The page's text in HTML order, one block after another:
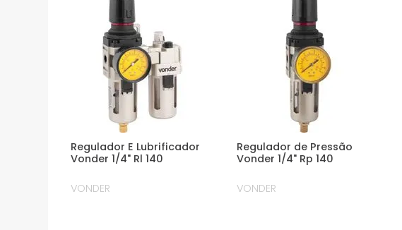
Regulador E Lubrificador
Vonder 1/4" Rl 140
VONDER
Regulador de Pressão
Vonder 1/4" Rp 140
VONDER